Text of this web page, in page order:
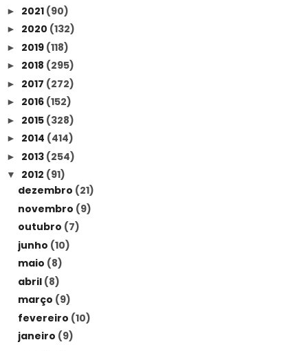
► 2021 (90)
► 2020 (132)
► 2019 (118)
► 2018 (295)
► 2017 (272)
► 2016 (152)
► 2015 (328)
► 2014 (414)
► 2013 (254)
▼ 2012 (91)
dezembro (21)
novembro (9)
outubro (7)
junho (10)
maio (8)
abril (8)
março (9)
fevereiro (10)
janeiro (9)